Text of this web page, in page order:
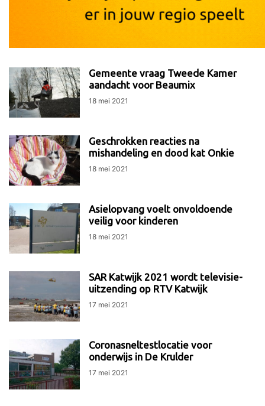
Gemeente vraag Tweede Kamer
aandacht voor Beaumix
18 mei 2021
Geschrokken reacties na
mishandeling en dood kat Onkie
18 mei 2021
Asielopvang voelt onvoldoende
veilig voor kinderen
18 mei 2021
SAR Katwijk 2021 wordt televisie-
uitzending op RTV Katwijk
17 mei 2021
Coronasneltestlocatie voor
onderwijs in De Krulder
17 mei 2021